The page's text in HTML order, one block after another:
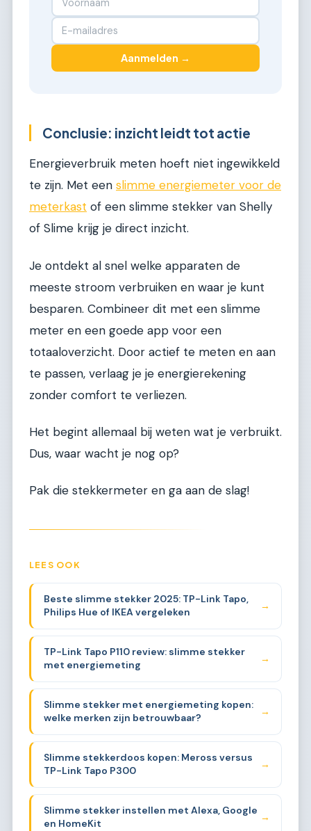
Aanmelden →
Conclusie: inzicht leidt tot actie
Energieverbruik meten hoeft niet ingewikkeld
te zijn. Met een slimme energiemeter voor de
meterkast of een slimme stekker van Shelly
of Slime krijg je direct inzicht.
Je ontdekt al snel welke apparaten de
meeste stroom verbruiken en waar je kunt
besparen. Combineer dit met een slimme
meter en een goede app voor een
totaaloverzicht. Door actief te meten en aan
te passen, verlaag je je energierekening
zonder comfort te verliezen.
Het begint allemaal bij weten wat je verbruikt.
Dus, waar wacht je nog op?
Pak die stekkermeter en ga aan de slag!
LEES OOK
Beste slimme stekker 2025: TP-Link Tapo,
Philips Hue of IKEA vergeleken
→
TP-Link Tapo P110 review: slimme stekker
met energiemeting
→
Slimme stekker met energiemeting kopen:
welke merken zijn betrouwbaar?
→
Slimme stekkerdoos kopen: Meross versus
TP-Link Tapo P300
→
Slimme stekker instellen met Alexa, Google
en HomeKit
→